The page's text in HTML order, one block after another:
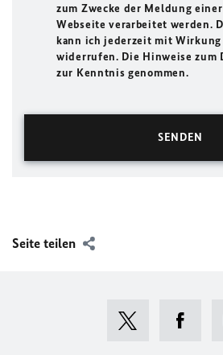
zum Zwecke der Meldung
Webseite verarbeitet werden.
kann ich jederzeit mit
widerrufen. Die Hinweise zum
zur Kenntnis genommen.
Seite teilen